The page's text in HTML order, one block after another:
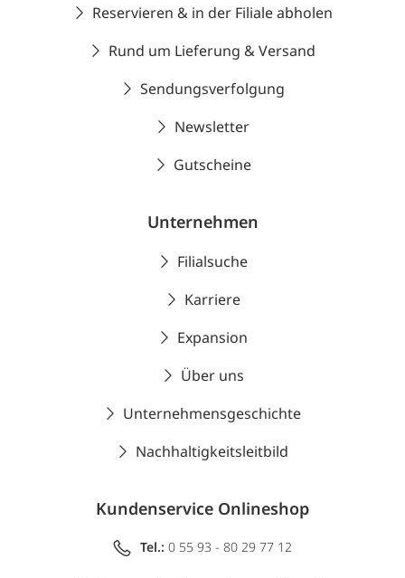
Reservieren & in der Filiale abholen
Rund um Lieferung & Versand
Sendungsverfolgung
Newsletter
Gutscheine
Unternehmen
Filialsuche
Karriere
Expansion
Über uns
Unternehmensgeschichte
Nachhaltigkeitsleitbild
Kundenservice Onlineshop
Tel.: 0 55 93 - 80 29 77 12